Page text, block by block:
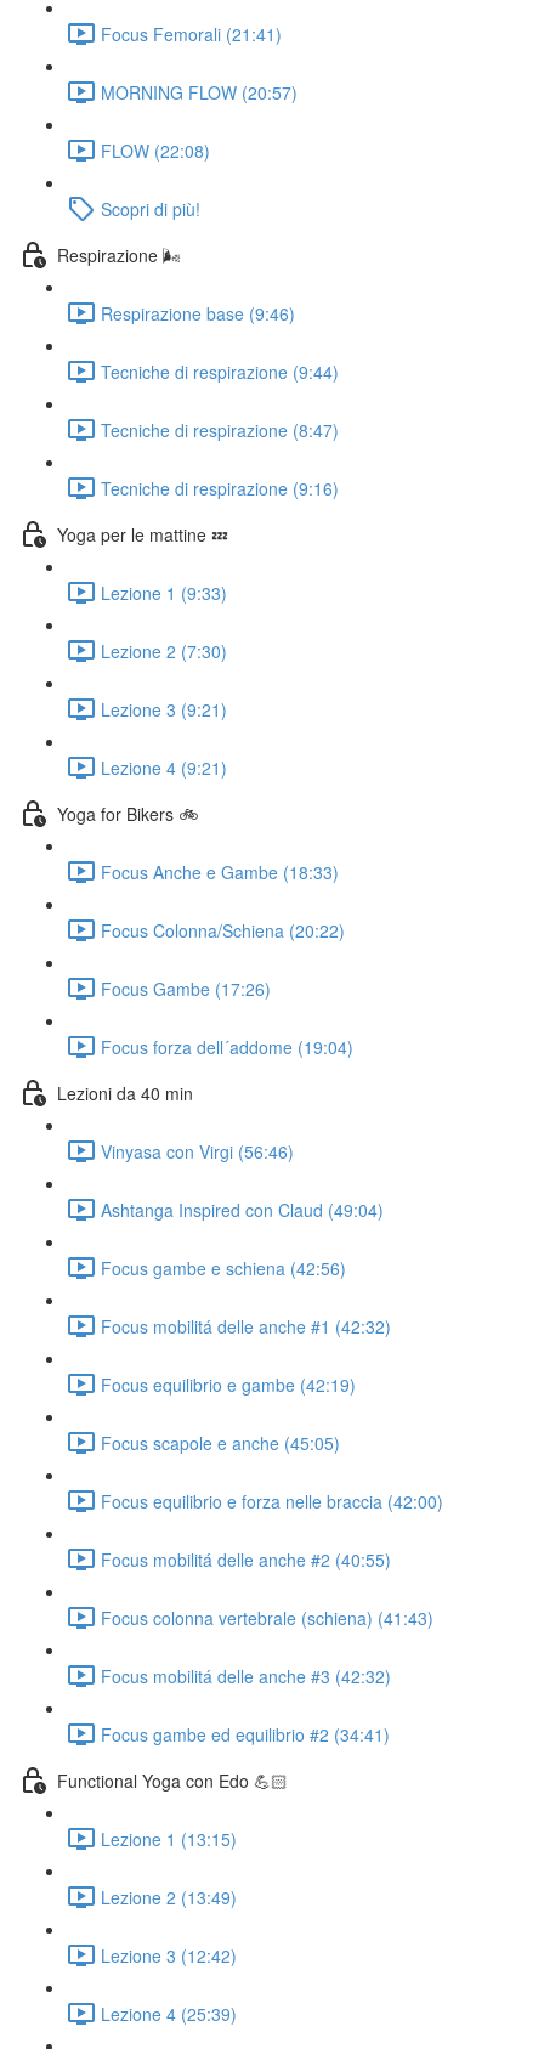
Focus Femorali (21:41)
MORNING FLOW (20:57)
FLOW (22:08)
Scopri di più!
Respirazione 🌬️
Respirazione base (9:46)
Tecniche di respirazione (9:44)
Tecniche di respirazione (8:47)
Tecniche di respirazione (9:16)
Yoga per le mattine 💤
Lezione 1 (9:33)
Lezione 2 (7:30)
Lezione 3 (9:21)
Lezione 4 (9:21)
Yoga for Bikers 🚲
Focus Anche e Gambe (18:33)
Focus Colonna/Schiena (20:22)
Focus Gambe (17:26)
Focus forza dell´addome (19:04)
Lezioni da 40 min
Vinyasa con Virgi (56:46)
Ashtanga Inspired con Claud (49:04)
Focus gambe e schiena (42:56)
Focus mobilitá delle anche #1 (42:32)
Focus equilibrio e gambe (42:19)
Focus scapole e anche (45:05)
Focus equilibrio e forza nelle braccia (42:00)
Focus mobilitá delle anche #2 (40:55)
Focus colonna vertebrale (schiena) (41:43)
Focus mobilitá delle anche #3 (42:32)
Focus gambe ed equilibrio #2 (34:41)
Functional Yoga con Edo 💪🏻
Lezione 1 (13:15)
Lezione 2 (13:49)
Lezione 3 (12:42)
Lezione 4 (25:39)